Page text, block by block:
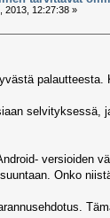
2013, 12:27:38 »
palautteesta.
versioiden
Onko